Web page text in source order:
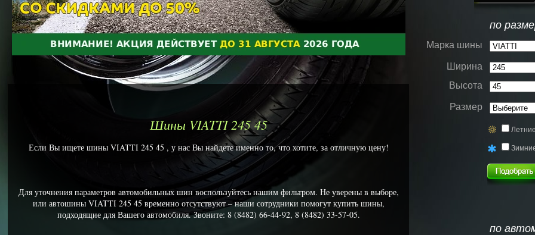
Шины VIATTI 245 45
Если Вы ищете шины VIATTI 245 45 , у нас Вы найдете именно то, что хотите, за отличную цену!
Для уточнения параметров автомобильных шин воспользуйтесь нашим фильтром. Не уверены в выборе,
или автошины VIATTI 245 45 временно отсутствуют – наши сотрудники помогут купить шины,
подходящие для Вашего автомобиля. Звоните: 8 (8482) 66-44-92, 8 (8482) 33-57-05.
по
Марка шины
Ширина
Высота
Размер
по